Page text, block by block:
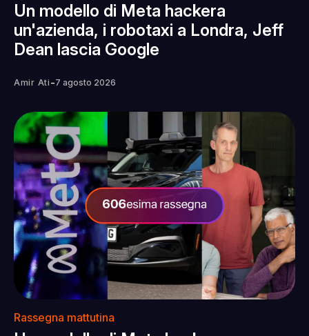
Un modello di Meta hackera
un'azienda, i robotaxi a Londra, Jeff
Dean lascia Google
Amir Ati -7 agosto 2026
Rassegna mattutina